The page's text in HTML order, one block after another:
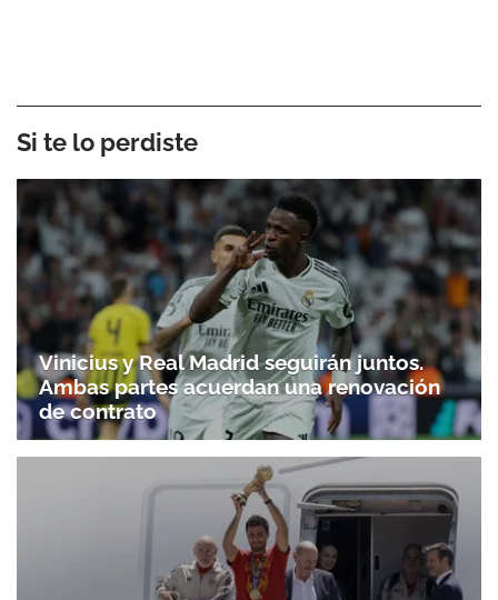
Si te lo perdiste
Vinicius y Real Madrid seguirán juntos.
Ambas partes acuerdan una renovación
de contrato